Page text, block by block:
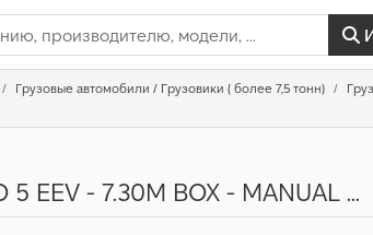
Грузовые автомобили / Грузовики ( более 7,5 тонн)
5 EEV - 7.30M BOX - MANUAL ...